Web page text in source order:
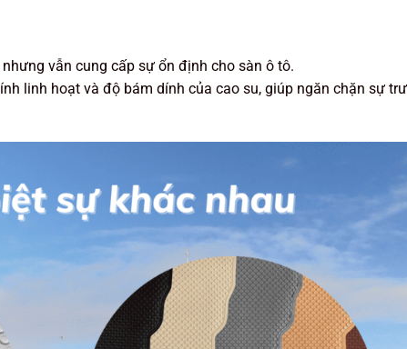
vẫn cung cấp sự ổn định cho sàn ô tô.
linh hoạt và độ bám dính của cao su, giúp ngăn chặn sự